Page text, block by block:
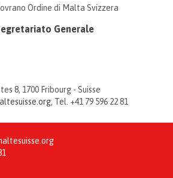
Ordine di Malta Svizzera
Generale
8, 1700 Fribourg - Suisse
, Tel. +41 79 596 22 81